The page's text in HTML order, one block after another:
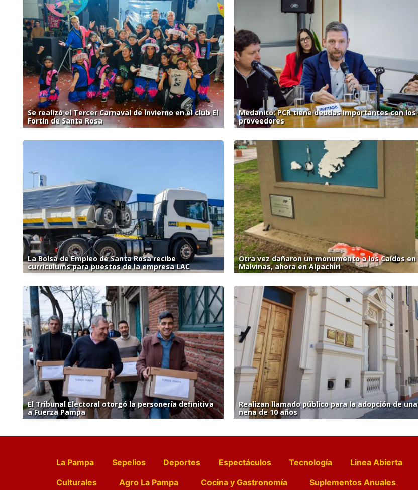
Se realizó el Tercer Carnaval de Invierno en el club El
Fortín de Santa Rosa
Medanito: PCR tiene deudas importantes con los
proveedores
La Bolsa de Empleo de Santa Rosa recibe
currículums para puestos de la empresa LAC
Otra vez dañaron un monumento a los Caídos en
Malvinas, ahora en Alpachiri
El Tribunal Electoral otorgó la personería definitiva
a Fuerza Pampa
Realizan llamado público para la adopción de una
nena de 10 años
La Pampa Sepelios Deportes Espectáculos Tecnología Linea Abierta
Culturales
Agro La Pampa Cocina y Gastronomía Suplementos Anuales